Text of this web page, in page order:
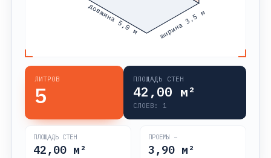
довжина 5,0 м ширина 3,5 м
ЛИТРОВ
5
ПЛОЩАДЬ СТЕН
42,00 м²
СЛОЕВ: 1
ПЛОЩАДЬ СТЕН
42,00 м²
ПРОЕМЫ −
3,90 м²